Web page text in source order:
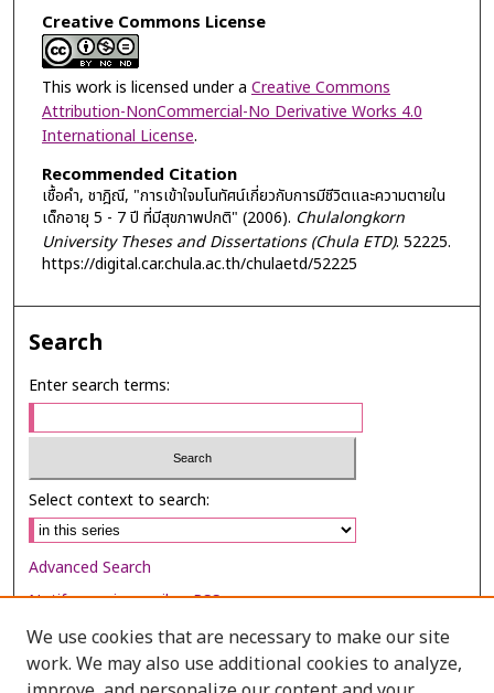
Creative Commons License
This work is licensed under a Creative Commons
Attribution-NonCommercial-No Derivative Works 4.0
International License.
Recommended Citation
เชื้อคำ, ชาฎิณี, "การเข้าใจมโนทัศน์เกี่ยวกับการมีชีวิตและความตายใน
เด็กอายุ 5 - 7 ปี ที่มีสุขภาพปกติ" (2006). Chulalongkorn
University Theses and Dissertations (Chula ETD). 52225.
https://digital.car.chula.ac.th/chulaetd/52225
Search
Enter search terms:
Select context to search:
Advanced Search
Notify me via email orRSS
Browse
We use cookies that are necessary to make our site
work. We may also use additional cookies to analyze,